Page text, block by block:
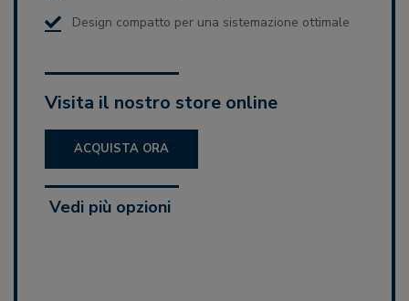
Design compatto per una sistemazione ottimale
Visita il nostro store online
ACQUISTA ORA
Vedi più opzioni